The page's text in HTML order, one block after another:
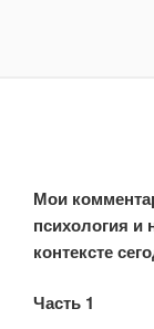
Мои
психология и
контексте
Часть 1